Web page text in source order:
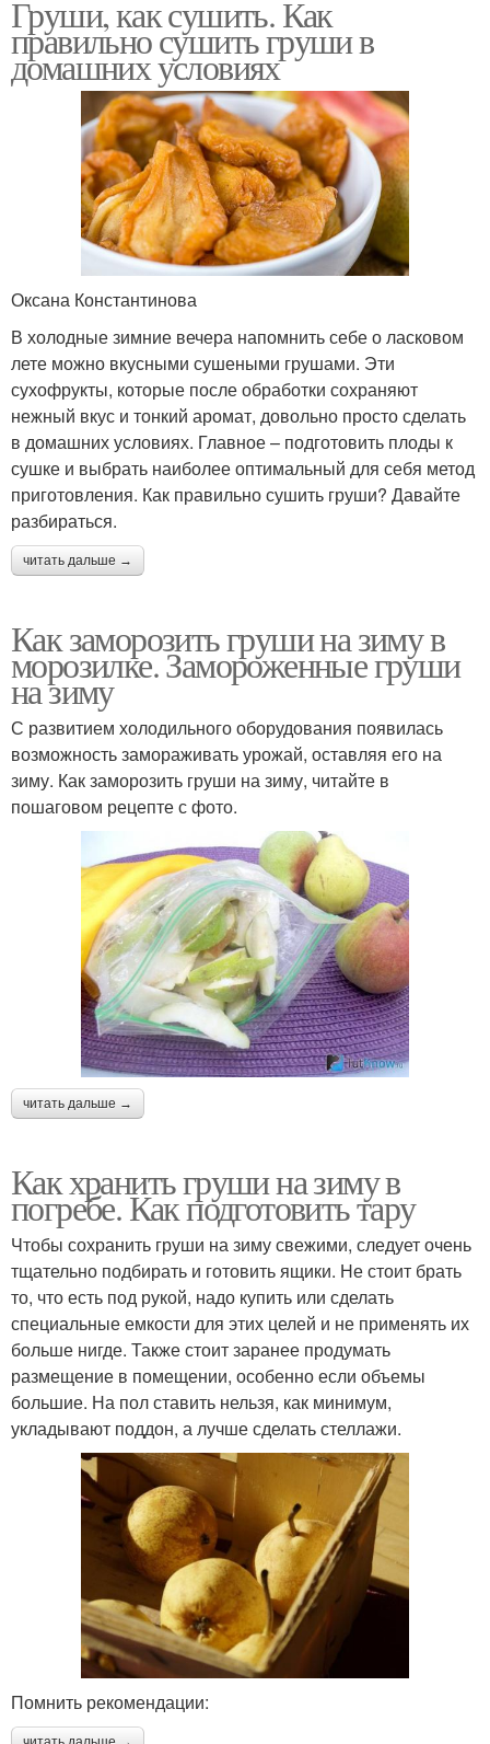
Груши, как сушить. Как
правильно сушить груши в
домашних условиях
Оксана Константинова
В холодные зимние вечера напомнить себе о ласковом
лете можно вкусными сушеными грушами. Эти
сухофрукты, которые после обработки сохраняют
нежный вкус и тонкий аромат, довольно просто сделать
в домашних условиях. Главное – подготовить плоды к
сушке и выбрать наиболее оптимальный для себя метод
приготовления. Как правильно сушить груши? Давайте
разбираться.
читать дальше →
Как заморозить груши на зиму в
морозилке. Замороженные груши
на зиму
С развитием холодильного оборудования появилась
возможность замораживать урожай, оставляя его на
зиму. Как заморозить груши на зиму, читайте в
пошаговом рецепте с фото.
читать дальше →
Как хранить груши на зиму в
погребе. Как подготовить тару
Чтобы сохранить груши на зиму свежими, следует очень
тщательно подбирать и готовить ящики. Не стоит брать
то, что есть под рукой, надо купить или сделать
специальные емкости для этих целей и не применять их
больше нигде. Также стоит заранее продумать
размещение в помещении, особенно если объемы
большие. На пол ставить нельзя, как минимум,
укладывают поддон, а лучше сделать стеллажи.
Помнить рекомендации: